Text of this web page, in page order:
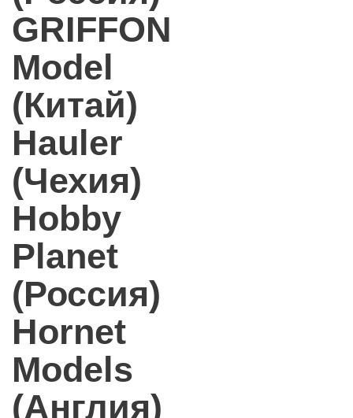
GRIFFON
Model
(Китай)
Hauler
(Чехия)
Hobby
Planet
(Россия)
Hornet
Models
(Англия)